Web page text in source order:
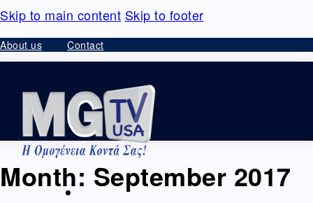
Skip to main content Skip to footer
About us Contact
Month: September 2017